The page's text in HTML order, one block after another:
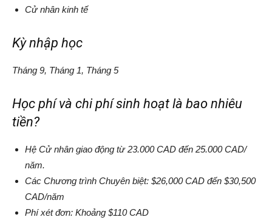
Cử nhân kinh tế
Kỳ nhập học
Tháng 9, Tháng 1, Tháng 5
Học phí và chi phí sinh hoạt là bao nhiêu
tiền?
Hệ Cử nhân giao động từ 23.000 CAD đến 25.000 CAD/
năm.
Các Chương trình Chuyên biệt: $26,000 CAD đến $30,500
CAD/năm
Phí xét đơn: Khoảng $110 CAD